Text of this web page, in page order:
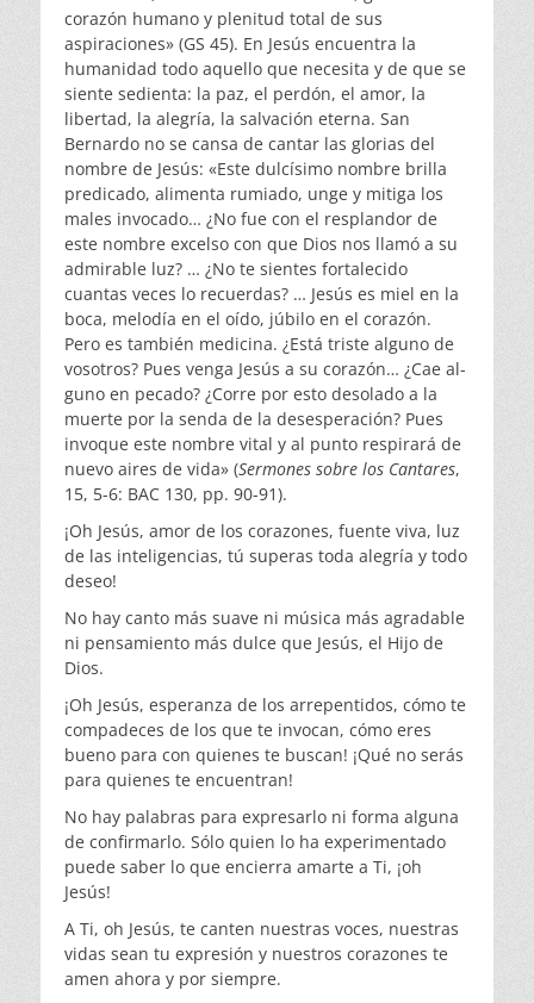
corazón humano y plenitud total de sus
aspiraciones» (GS 45). En Jesús encuentra la
huma­nidad todo aquello que necesita y de que se
siente se­dienta: la paz, el perdón, el amor, la
libertad, la alegría, la salvación eterna. San
Bernardo no se cansa de cantar las glorias del
nombre de Jesús: «Este dulcísimo nombre brilla
predicado, alimenta rumiado, unge y mitiga los
ma­les invocado… ¿No fue con el resplandor de
este nombre excelso con que Dios nos llamó a su
admirable luz? … ¿No te sientes fortalecido
cuantas veces lo recuerdas? … Jesús es miel en la
boca, melodía en el oído, júbilo en el corazón.
Pero es también medicina. ¿Está triste alguno de
vosotros? Pues venga Jesús a su corazón… ¿Cae al­
guno en pecado? ¿Corre por esto desolado a la
muerte por la senda de la desesperación? Pues
invoque este nombre vital y al punto respirará de
nuevo aires de vida» (Sermones sobre los Cantares,
15, 5-6: BAC 130, pp. 90-91).
¡Oh Jesús, amor de los corazones, fuente viva, luz
de las inteligencias, tú superas toda alegría y todo
deseo!
No hay canto más suave ni música más agradable
ni pen­samiento más dulce que Jesús, el Hijo de
Dios.
¡Oh Jesús, esperanza de los arrepentidos, cómo te
compa­deces de los que te invocan, cómo eres
bueno para con quienes te buscan! ¡Qué no serás
para quienes te encuentran!
No hay palabras para expresarlo ni forma alguna
de con­firmarlo. Sólo quien lo ha experimentado
puede saber lo que encierra amarte a Ti, ¡oh
Jesús!
A Ti, oh Jesús, te canten nuestras voces, nuestras
vidas sean tu expresión y nuestros corazones te
amen ahora y por siempre.